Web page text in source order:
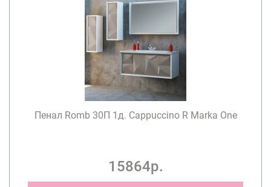
Пенал Romb 30П 1д. Cappuccino R Marka One
15864р.